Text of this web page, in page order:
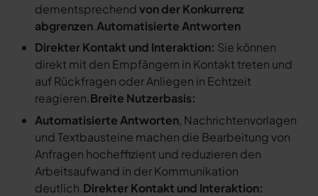
dementsprechendvon der Konkurrenz
abgrenzen.Automatisierte Antworten
Direkter Kontakt und Interaktion: Sie können
direkt mit den Empfängern in Kontakt treten und
auf Rückfragen oder Anliegen in Echtzeit
reagieren.Breite Nutzerbasis:
Automatisierte Antworten, Nachrichtenvorlagen
und Textbausteine machen die Bearbeitung von
Anfragen hocheffizient und reduzieren den
Arbeitsaufwand in der Kommunikation
deutlich.Direkter Kontakt und Interaktion: